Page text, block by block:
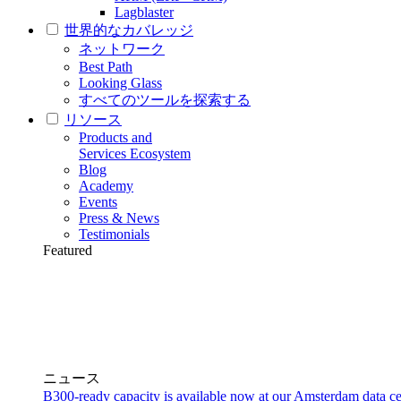
Lagblaster
世界的なカバレッジ
ネットワーク
Best Path
Looking Glass
すべてのツールを探索する
リソース
Products and
Services Ecosystem
Blog
Academy
Events
Press & News
Testimonials
Featured
ニュース
B300-ready capacity is available now at our Amsterdam data